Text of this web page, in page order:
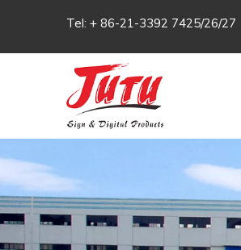
Tel: + 86-21-3392 7425/26/